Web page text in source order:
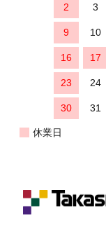
2 3
9 10
16 17
23 24
30 31
休業日